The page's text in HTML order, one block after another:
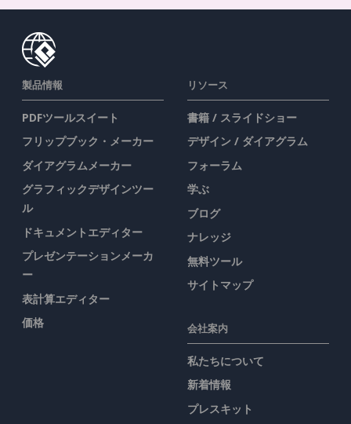
製品情報
PDFツールスイート
フリップブック・メーカー
ダイアグラムメーカー
グラフィックデザインツー
ル
ドキュメントエディター
プレゼンテーションメーカ
ー
表計算エディター
価格
リソース
書籍 / スライドショー
デザイン / ダイアグラム
フォーラム
学ぶ
ブログ
ナレッジ
無料ツール
サイトマップ
会社案内
私たちについて
新着情報
プレスキット